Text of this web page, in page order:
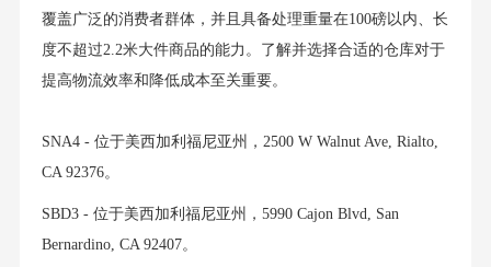
覆盖广泛的消费者群体，并且具备处理重量在100磅以内、长
度不超过2.2米大件商品的能力。了解并选择合适的仓库对于
提高物流效率和降低成本至关重要。
SNA4 - 位于美西加利福尼亚州，2500 W Walnut Ave, Rialto,
CA 92376。
SBD3 - 位于美西加利福尼亚州，5990 Cajon Blvd, San
Bernardino, CA 92407。